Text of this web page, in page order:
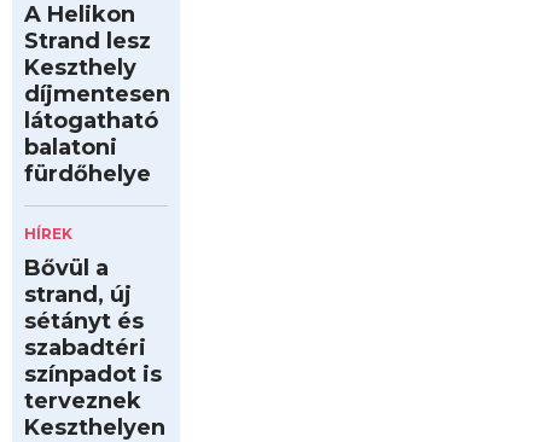
A Helikon
Strand lesz
Keszthely
díjmentesen
látogatható
balatoni
fürdőhelye
HÍREK
Bővül a
strand, új
sétányt és
szabadtéri
színpadot is
terveznek
Keszthelyen